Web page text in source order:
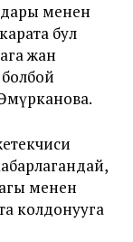
менен
бул
жан
менен
колдонууга